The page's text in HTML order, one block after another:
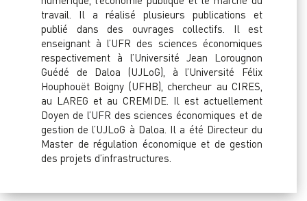
travail. Il a réalisé plusieurs publications et
publié dans des ouvrages collectifs. Il est
enseignant à l’UFR des sciences économiques
respectivement à l’Université Jean Lorougnon
Guédé de Daloa (UJLoG), à l’Université Félix
Houphouët Boigny (UFHB), chercheur au CIRES,
au LAREG et au CREMIDE. Il est actuellement
Doyen de l’UFR des sciences économiques et de
gestion de l’UJLoG à Daloa. Il a été Directeur du
Master de régulation économique et de gestion
des projets d’infrastructures.